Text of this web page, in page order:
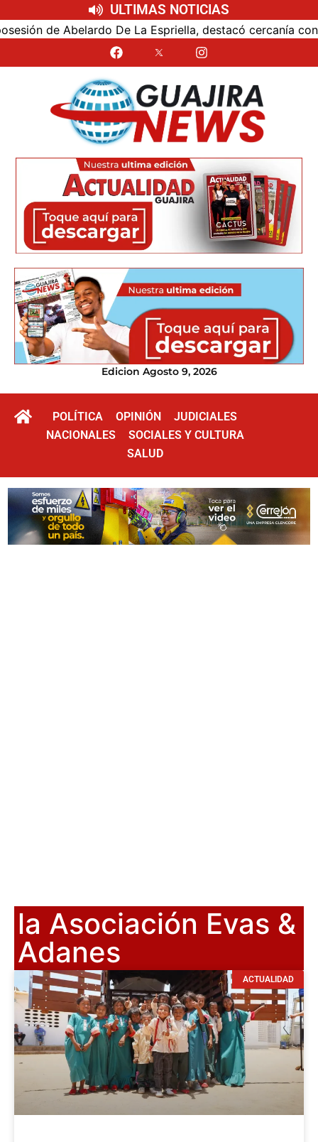
ULTIMAS NOTICIAS
de Abelardo De La Espriella, destacó cercanía con el
Edicion Agosto 9, 2026
POLÍTICA OPINIÓN
JUDICIALES
NACIONALES
SOCIALES Y CULTURA
SALUD
la Asociación Evas &
Adanes
ACTUALIDAD